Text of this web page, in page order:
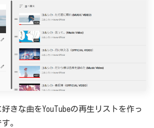
きな曲をYouTubeの再生リストを作っ
。